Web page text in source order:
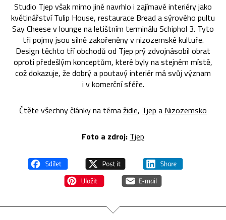
Studio Tjep však mimo jiné navrhlo i zajímavé interiéry jako
květinářství Tulip House, restaurace Bread a sýrového pultu
Say Cheese v lounge na letištním terminálu Schiphol 3. Tyto
tři pojmy jsou silně zakořeněny v nizozemské kultuře.
Design těchto tří obchodů od Tjep prý zdvojnásobil obrat
oproti předešlým konceptům, které byly na stejném místě,
což dokazuje, že dobrý a poutavý interiér má svůj význam
i v komerční sféře.
Čtěte všechny články na témažidle, Tjep a Nizozemsko
Foto a zdroj: Tjep